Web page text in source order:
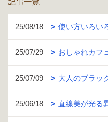
25/08/18 使い方いろい
25/07/29 おしゃれカフ
25/07/09 大人のブラッ
25/06/18 直線美が光る